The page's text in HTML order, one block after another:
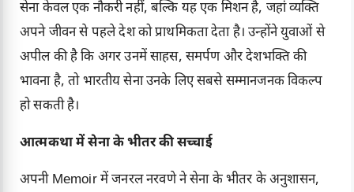
सेना केवल एक नौकरी नहीं, बल्कि यह एक मिशन है, जहां व्यक्ति
अपने जीवन से पहले देश को प्राथमिकता देता है। उन्होंने युवाओं से
अपील की है कि अगर उनमें साहस, समर्पण और देशभक्ति की
भावना है, तो भारतीय सेना उनके लिए सबसे सम्मानजनक विकल्प
हो सकती है।
आत्मकथा में सेना के भीतर की सच्चाई
अपनी Memoir में जनरल नरवणे ने सेना के भीतर के अनुशासन,